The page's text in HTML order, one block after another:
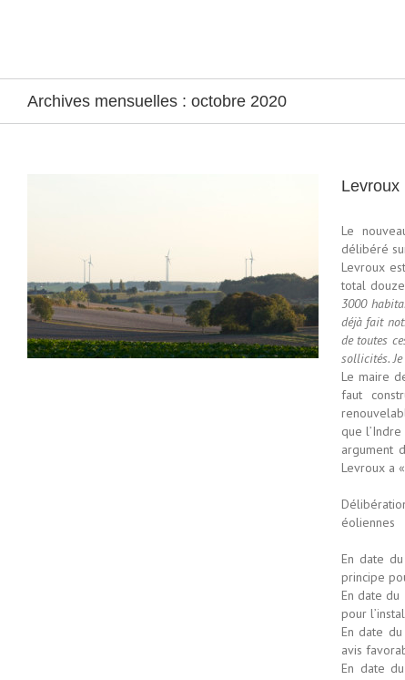
Archives mensuelles : octobre 2020
Levroux
Le
délibéré
Levroux
total
3000
déjà fait
de toutes
sollicités.
Le maire
faut
que
argument
Levroux a
éoliennes
En date
principe
En date
pour
En date
avis
En date